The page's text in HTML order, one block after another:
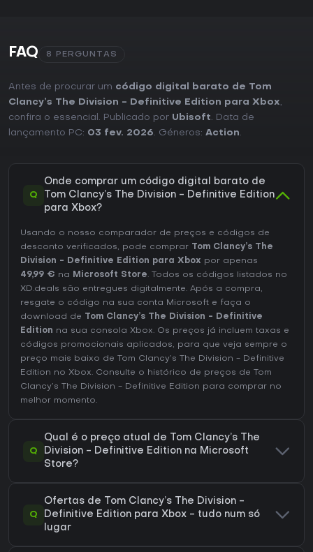
oferecendo suporte para matchmaking em modos
cooperativos e competitivos.
FAQ 8 PERGUNTAS
Antes de procurar um código digital barato de Tom
Clancy’s The Division - Definitive Edition para Xbox,
confira o essencial. Publicado por Ubisoft. Data de
lançamento PC: 03 fev. 2026. Géneros: Action.
Q
Onde comprar um código digital barato de
Tom Clancy’s The Division - Definitive Edition
para Xbox?
Usando o nosso comparador de preços e códigos de
desconto verificados, pode comprar
Tom Clancy’s The
Division - Definitive Edition para Xbox por apenas
49,99 € na Microsoft Store. Todos os códigos listados no
XD.deals são entregues digitalmente. Após a compra,
resgate o código na sua conta Microsoft e faça o
download de
Tom Clancy’s The Division - Definitive
Edition na sua consola Xbox. Os preços já incluem taxas e
códigos promocionais aplicados, para que veja sempre o
preço mais baixo de Tom Clancy’s The Division - Definitive
Edition no Xbox. Consulte o histórico de preços de Tom
Clancy’s The Division - Definitive Edition para comprar no
melhor momento.
Q
Qual é o preço atual de Tom Clancy’s The
Division - Definitive Edition na Microsoft
Store?
Q
Ofertas de Tom Clancy’s The Division -
Definitive Edition para Xbox - tudo num só
lugar